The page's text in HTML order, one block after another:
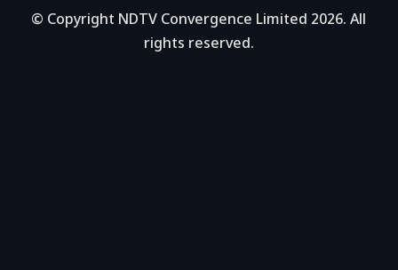
© Copyright NDTV Convergence Limited 2026. All
rights reserved.